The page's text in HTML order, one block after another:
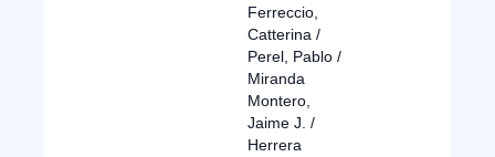
Ferreccio,
Catterina /
Perel, Pablo /
Miranda
Montero,
Jaime J. /
Herrera